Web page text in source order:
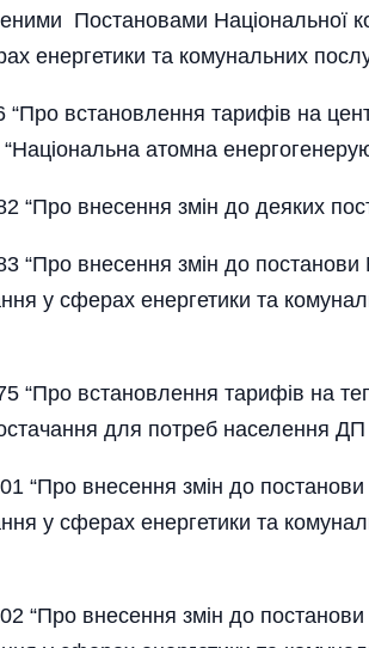
Постановами Національної
енергетики та комунальних
встановлення тарифів на
атомна
“Про внесення змін до деяких
“Про внесення змін до постанови
у сферах енергетики та
“Про встановлення тарифів на
для потреб населення
“Про внесення змін до постанови
у сферах енергетики та
“Про внесення змін до постанови